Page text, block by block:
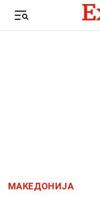
Menu
МАКЕДОНИЈА